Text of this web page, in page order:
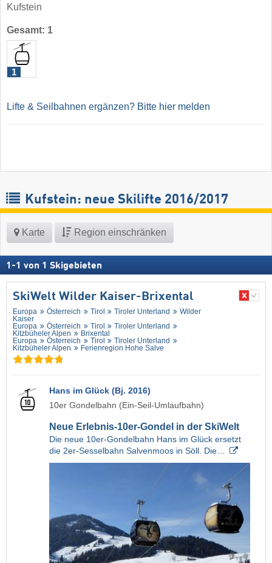
Kufstein
Gesamt: 1
1
Lifte & Seilbahnen ergänzen? Bitte hier melden
Kufstein: neue Skilifte 2016/2017
Karte Region einschränken
1 -1 von 1 Skigebieten
SkiWelt Wilder Kaiser-Brixental
Europa Österreich Tirol Tiroler Unterland
Wilder
Kaiser
Europa
Österreich Tirol
Tiroler Unterland
Kitzbüheler Alpen
Brixental
Europa
Österreich Tirol
Tiroler Unterland
Kitzbüheler Alpen
Ferienregion Hohe Salve
Hans im Glück (Bj. 2016)
10er Gondelbahn (Ein-Seil-Umlaufbahn)
Neue Erlebnis-10er-Gondel in der SkiWelt
Die neue 10er-Gondelbahn Hans im Glück ersetzt
die 2er-Sesselbahn Salvenmoos in Söll. Die…